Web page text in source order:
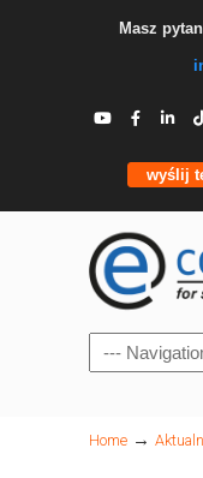
Masz
wyślij
Navigation
Home →